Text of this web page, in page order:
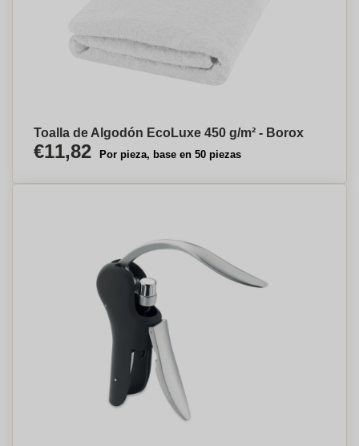
Toalla de Algodón EcoLuxe 450 g/m² - Borox
€11,82 Por pieza, base en 50 piezas